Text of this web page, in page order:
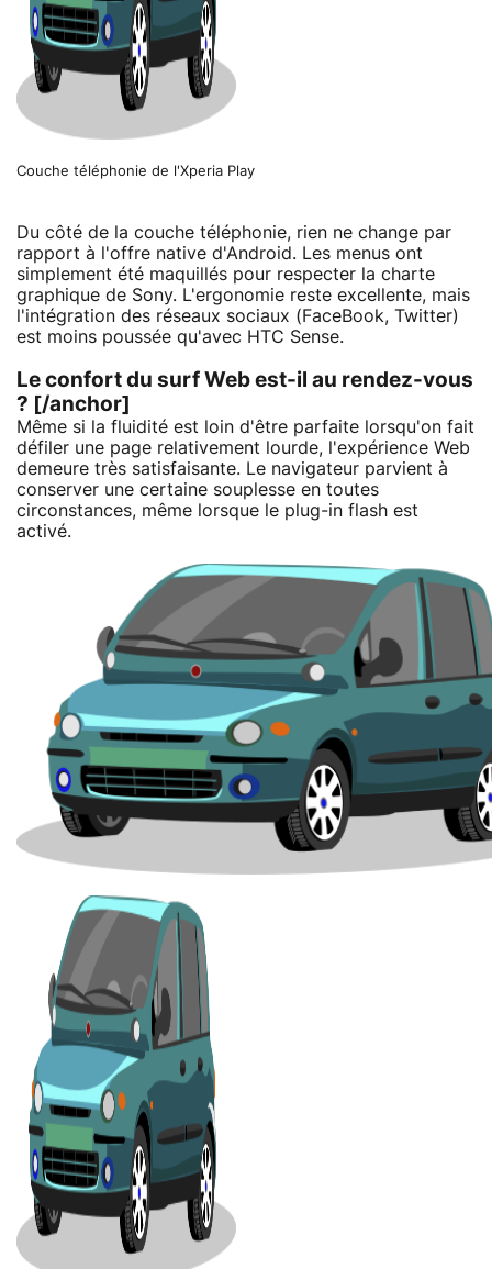
Couche téléphonie de l'Xperia Play
Du côté de la couche téléphonie, rien ne change par
rapport à l'offre native d'Android. Les menus ont
simplement été maquillés pour respecter la charte
graphique de Sony. L'ergonomie reste excellente, mais
l'intégration des réseaux sociaux (FaceBook, Twitter)
est moins poussée qu'avec HTC Sense.
Le confort du surf Web est-il au rendez-vous
? [/anchor]
Même si la fluidité est loin d'être parfaite lorsqu'on fait
défiler une page relativement lourde, l'expérience Web
demeure très satisfaisante. Le navigateur parvient à
conserver une certaine souplesse en toutes
circonstances, même lorsque le plug-in flash est
activé.